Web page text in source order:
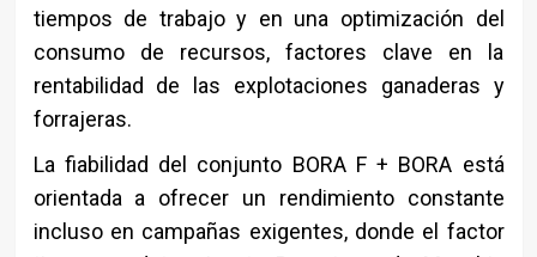
tiempos de trabajo y en una optimización del
consumo de recursos, factores clave en la
rentabilidad de las explotaciones ganaderas y
forrajeras.
La fiabilidad del conjunto BORA F + BORA está
orientada a ofrecer un rendimiento constante
incluso en campañas exigentes, donde el factor